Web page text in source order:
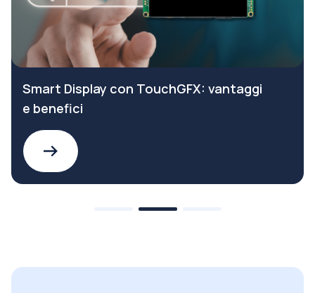
Smart Display con TouchGFX: vantaggi
e benefici